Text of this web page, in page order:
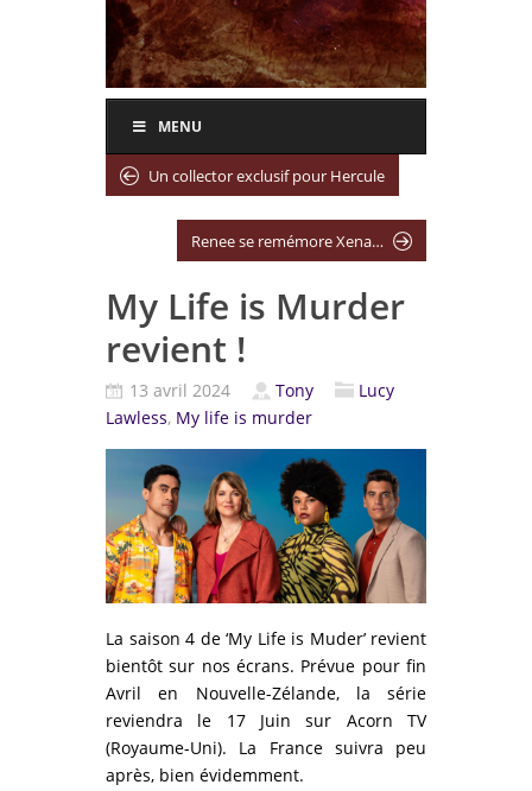
MENU
Un collector exclusif pour Hercule
Renee se remémore Xena…
My Life is Murder
revient !
13 avril 2024 Tony
Lucy
Lawless, My life is murder
La saison 4 de ‘My Life is Muder’ revient
bientôt sur nos écrans. Prévue pour fin
Avril en Nouvelle-Zélande, la série
reviendra le 17 Juin sur Acorn TV
(Royaume-Uni). La France suivra peu
après, bien évidemment.